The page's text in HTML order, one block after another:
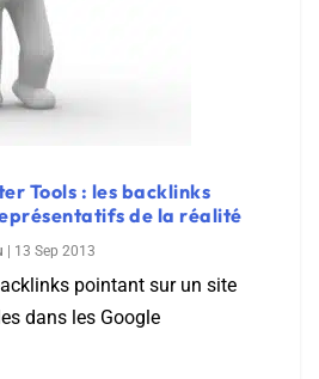
Tools : les backlinks
de la réalité
13 Sep 2013
pointant sur un site
dans les Google